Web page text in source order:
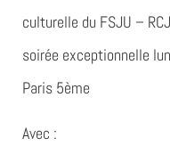
culturelle du FSJU –
soirée exceptionnelle
Paris 5ème
Avec :